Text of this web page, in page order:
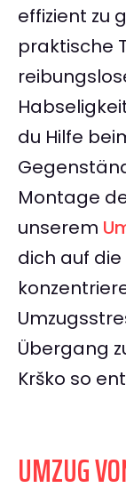
effizient zu
praktische
du Hilfe
Montage
unserem
dich auf
Übergang
Krško so
UMZUG